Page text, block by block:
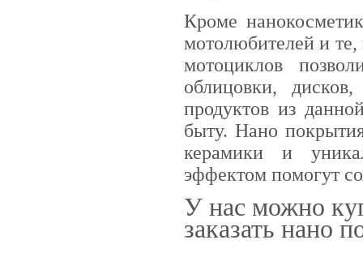
Кроме
мотолюбителей и
мотоциклов
облицовки,
продуктов из
быту. Нано
керамики и
эффектом помогут
У нас можно
заказать нано